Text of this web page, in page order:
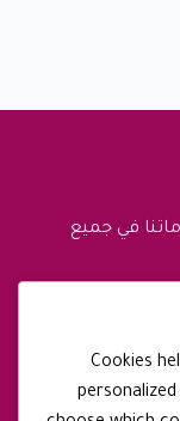
في جميع
Cookies